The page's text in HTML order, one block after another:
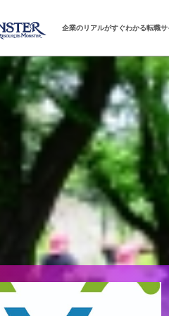
企業のリアルがすぐわかる転職